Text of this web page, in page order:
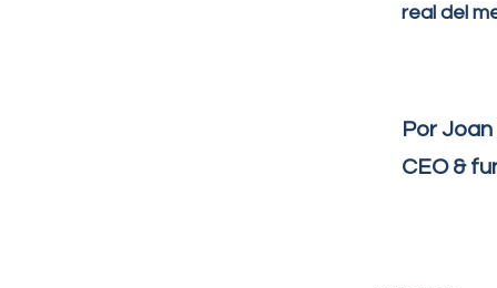
real del
Por
CEO &